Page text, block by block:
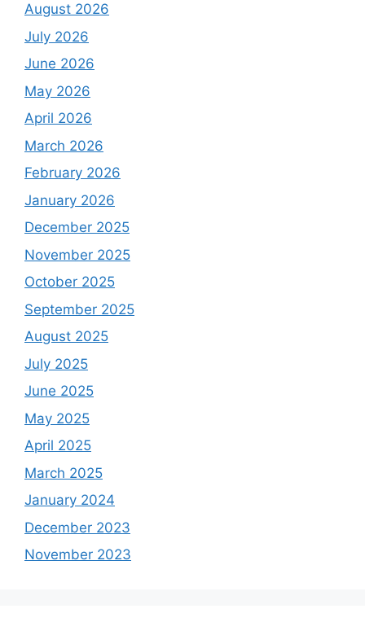
August 2026
July 2026
June 2026
May 2026
April 2026
March 2026
February 2026
January 2026
December 2025
November 2025
October 2025
September 2025
August 2025
July 2025
June 2025
May 2025
April 2025
March 2025
January 2024
December 2023
November 2023